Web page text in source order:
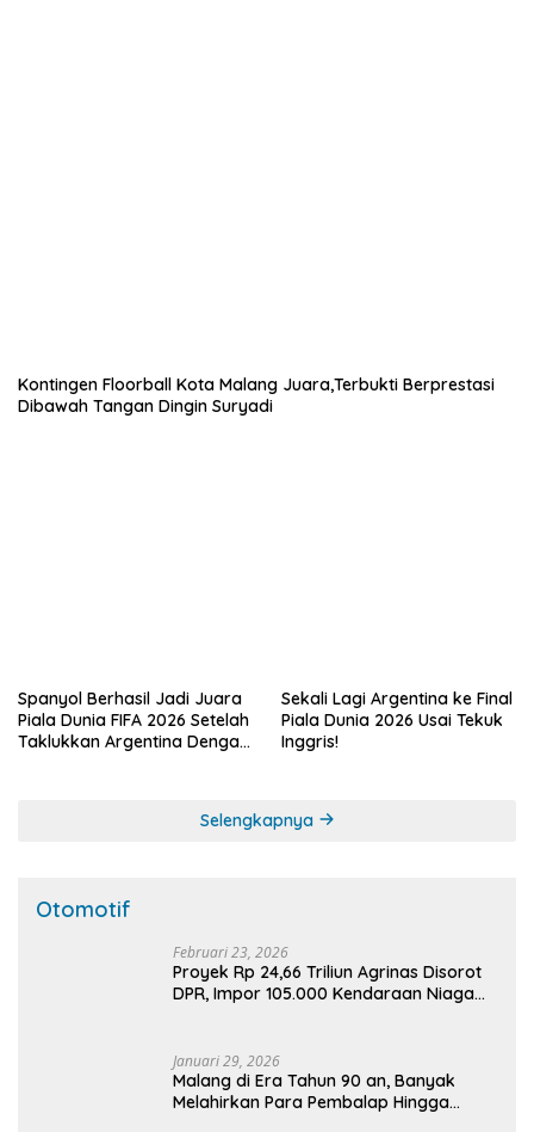
Kontingen Floorball Kota Malang Juara,Terbukti Berprestasi
Dibawah Tangan Dingin Suryadi
Spanyol Berhasil Jadi Juara
Piala Dunia FIFA 2026 Setelah
Taklukkan Argentina Dengan
Sekali Lagi Argentina ke Final
Piala Dunia 2026 Usai Tekuk
Inggris!
Selengkapnya
Otomotif
Februari 23, 2026
Proyek Rp 24,66 Triliun Agrinas Disorot
DPR, Impor 105.000 Kendaraan Niaga
Januari 29, 2026
Malang di Era Tahun 90 an, Banyak
Melahirkan Para Pembalap Hingga